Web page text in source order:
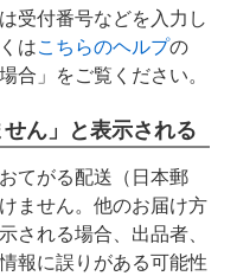
受付番号などを入力し
はこちらのヘルプの
合」をご覧ください。
ん」と表示される
てがる配送（日本郵
ません。他のお届け方
される場合、出品者、
報に誤りがある可能性